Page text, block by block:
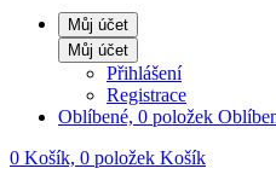
Můj účet
Můj účet
Přihlášení
Registrace
Oblíbené, 0 položek
0 Košík, 0 položek Košík